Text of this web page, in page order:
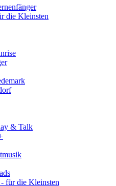
die Kleinsten
& Talk
für die Kleinsten